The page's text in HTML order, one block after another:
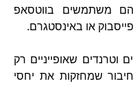
משתמשים בווטסאפ
או באינסטגרם.
וטרנדים שאופייניים רק
שמחזקות את יחסי